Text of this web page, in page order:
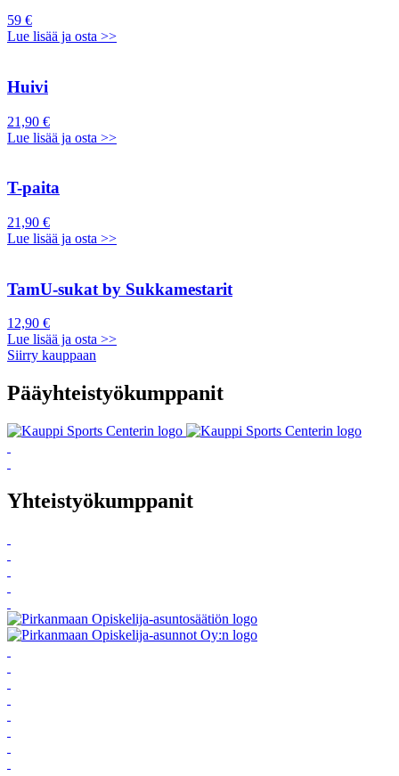
59 €
Lue lisää ja osta >>
Huivi
21,90 €
Lue lisää ja osta >>
T-paita
21,90 €
Lue lisää ja osta >>
TamU-sukat by Sukkamestarit
12,90 €
Lue lisää ja osta >>
Siirry kauppaan
Pääyhteistyökumppanit
Yhteistyökumppanit